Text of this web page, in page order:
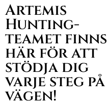
Artemis
Hunting-
teamet finns
här för att
stödja dig
varje steg på
vägen!